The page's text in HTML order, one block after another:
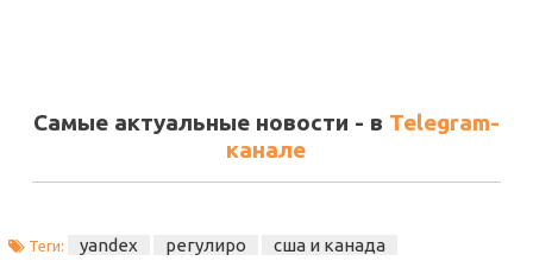
Самые актуальные новости - в Telegram-
канале
Теги: yandex регулиро сша и канада